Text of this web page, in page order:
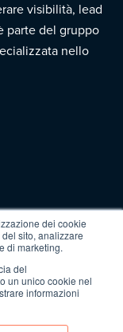
dei cookie
sito, analizzare
di marketing.
del
un unico cookie nel
informazioni
visibilità, lead
parte del gruppo
nello
|